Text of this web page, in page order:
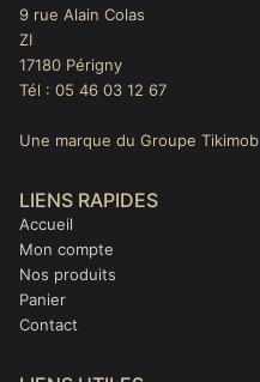
9 rue Alain Colas
ZI
17180 Périgny
Tél : 05 46 03 12 67
Une marque du Groupe Tikimob
LIENS RAPIDES
Accueil
Mon compte
Nos produits
Panier
Contact